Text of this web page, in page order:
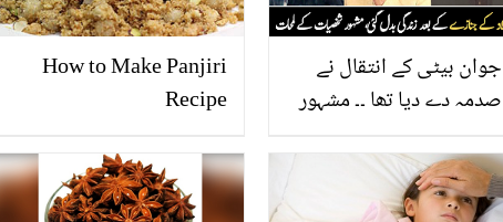
How to Make Panjiri
Recipe
جوان بیٹی کے انتقال نے
صدمہ دے دیا تھا ۔۔ مشہور
مشکل لمحات، جس نے ان
کی زندگی بدل دی